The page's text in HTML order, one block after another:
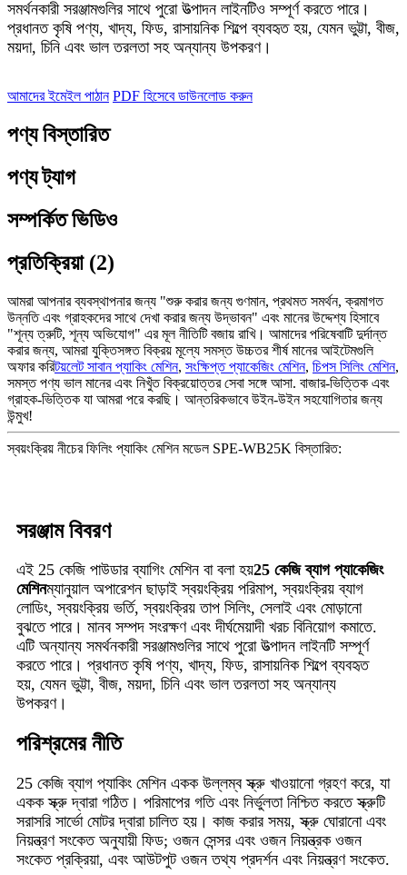
সমর্থনকারী সরঞ্জামগুলির সাথে পুরো উত্পাদন লাইনটিও সম্পূর্ণ করতে পারে।
প্রধানত কৃষি পণ্য, খাদ্য, ফিড, রাসায়নিক শিল্পে ব্যবহৃত হয়, যেমন ভুট্টা, বীজ,
ময়দা, চিনি এবং ভাল তরলতা সহ অন্যান্য উপকরণ।
আমাদের ইমেইল পাঠান PDF হিসেবে ডাউনলোড করুন
পণ্য বিস্তারিত
পণ্য ট্যাগ
সম্পর্কিত ভিডিও
প্রতিক্রিয়া (2)
আমরা আপনার ব্যবস্থাপনার জন্য "শুরু করার জন্য গুণমান, প্রথমত সমর্থন, ক্রমাগত
উন্নতি এবং গ্রাহকদের সাথে দেখা করার জন্য উদ্ভাবন" এবং মানের উদ্দেশ্য হিসাবে
"শূন্য ত্রুটি, শূন্য অভিযোগ" এর মূল নীতিটি বজায় রাখি। আমাদের পরিষেবাটি দুর্দান্ত
করার জন্য, আমরা যুক্তিসঙ্গত বিক্রয় মূল্যে সমস্ত উচ্চতর শীর্ষ মানের আইটেমগুলি
অফার করিটয়লেট সাবান প্যাকিং মেশিন, সংক্ষিপ্ত প্যাকেজিং মেশিন, চিপস সিলিং মেশিন,
সমস্ত পণ্য ভাল মানের এবং নিখুঁত বিক্রয়োত্তর সেবা সঙ্গে আসা. বাজার-ভিত্তিক এবং
গ্রাহক-ভিত্তিক যা আমরা পরে করছি। আন্তরিকভাবে উইন-উইন সহযোগিতার জন্য
উন্মুখ!
স্বয়ংক্রিয় নীচের ফিলিং প্যাকিং মেশিন মডেল SPE-WB25K বিস্তারিত:
সরঞ্জাম বিবরণ
এই 25 কেজি পাউডার ব্যাগিং মেশিন বা বলা হয়25 কেজি ব্যাগ প্যাকেজিং
মেশিনম্যানুয়াল অপারেশন ছাড়াই স্বয়ংক্রিয় পরিমাপ, স্বয়ংক্রিয় ব্যাগ
লোডিং, স্বয়ংক্রিয় ভর্তি, স্বয়ংক্রিয় তাপ সিলিং, সেলাই এবং মোড়ানো
বুঝতে পারে। মানব সম্পদ সংরক্ষণ এবং দীর্ঘমেয়াদী খরচ বিনিয়োগ কমাতে.
এটি অন্যান্য সমর্থনকারী সরঞ্জামগুলির সাথে পুরো উত্পাদন লাইনটি সম্পূর্ণ
করতে পারে। প্রধানত কৃষি পণ্য, খাদ্য, ফিড, রাসায়নিক শিল্পে ব্যবহৃত
হয়, যেমন ভুট্টা, বীজ, ময়দা, চিনি এবং ভাল তরলতা সহ অন্যান্য
উপকরণ।
পরিশ্রমের নীতি
25 কেজি ব্যাগ প্যাকিং মেশিন একক উল্লম্ব স্ক্রু খাওয়ানো গ্রহণ করে, যা
একক স্ক্রু দ্বারা গঠিত। পরিমাপের গতি এবং নির্ভুলতা নিশ্চিত করতে স্ক্রুটি
সরাসরি সার্ভো মোটর দ্বারা চালিত হয়। কাজ করার সময়, স্ক্রু ঘোরানো এবং
নিয়ন্ত্রণ সংকেত অনুযায়ী ফিড; ওজন সেন্সর এবং ওজন নিয়ন্ত্রক ওজন
সংকেত প্রক্রিয়া, এবং আউটপুট ওজন তথ্য প্রদর্শন এবং নিয়ন্ত্রণ সংকেত.